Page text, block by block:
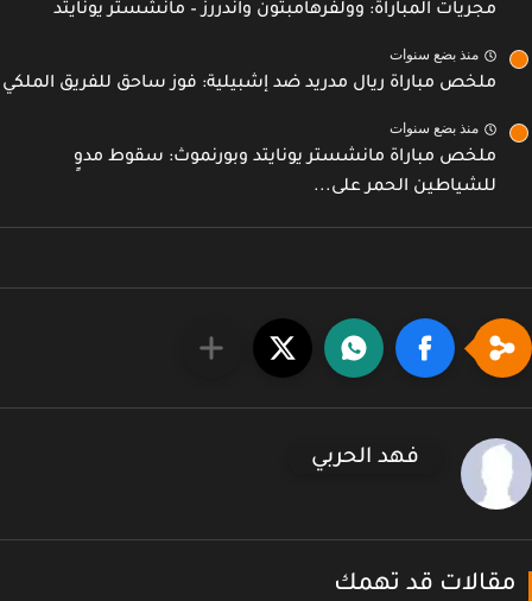
مجريات المباراة: وولفرهامبتون واندررز – مانشستر يونايتد
منذ بضع سنوات
ملخص مباراة ريال مدريد ضد إشبيلية: فوز ساحق للفريق الملكي
منذ بضع سنوات
ملخص مباراة مانشستر يونايتد وبورنموث: سقوط مدوٍ
للشياطين الحمر على...
فهد الحربي
قد تهمك